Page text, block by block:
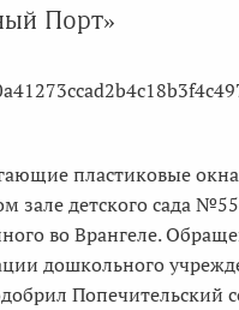
Порт»
пластиковые
зале детского сада
во Врангеле.
дошкольного
Попечительский